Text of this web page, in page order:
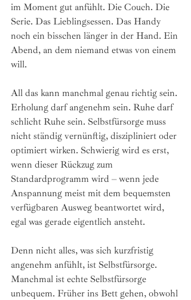
im Moment gut anfühlt. Die Couch. Die
Serie. Das Lieblingsessen. Das Handy
noch ein bisschen länger in der Hand. Ein
Abend, an dem niemand etwas von einem
will.
All das kann manchmal genau richtig sein.
Erholung darf angenehm sein. Ruhe darf
schlicht Ruhe sein. Selbstfürsorge muss
nicht ständig vernünftig, diszipliniert oder
optimiert wirken. Schwierig wird es erst,
wenn dieser Rückzug zum
Standardprogramm wird – wenn jede
Anspannung meist mit dem bequemsten
verfügbaren Ausweg beantwortet wird,
egal was gerade eigentlich ansteht.
Denn nicht alles, was sich kurzfristig
angenehm anfühlt, ist Selbstfürsorge.
Manchmal ist echte Selbstfürsorge
unbequem. Früher ins Bett gehen, obwohl